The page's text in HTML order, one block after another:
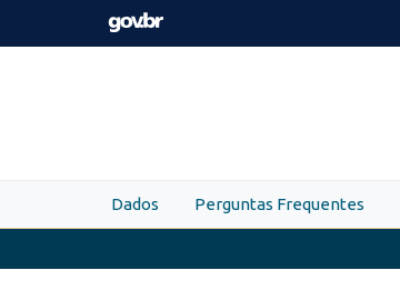
Skip to main content
Dados Perguntas Frequentes